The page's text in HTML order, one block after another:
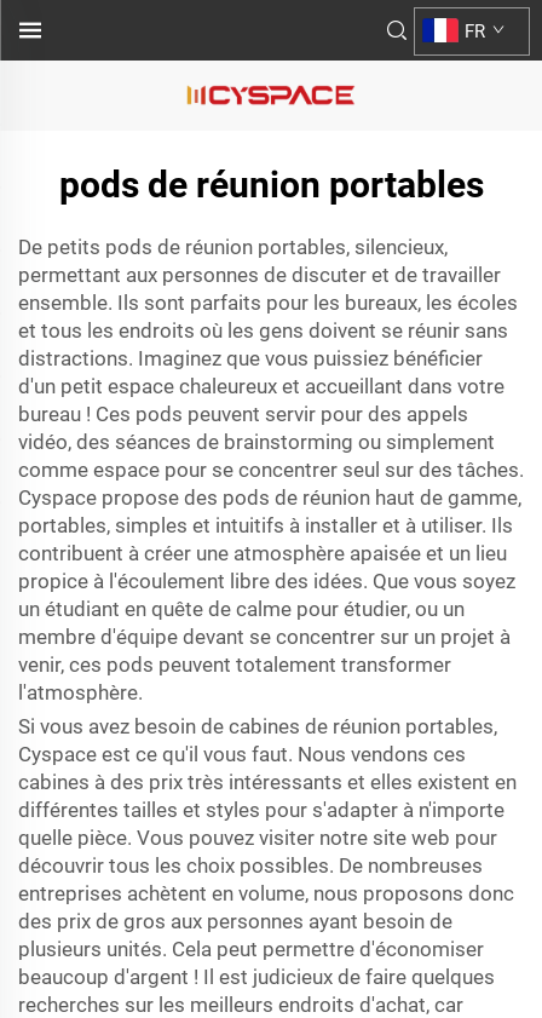
FR
pods de réunion portables
De petits pods de réunion portables, silencieux,
permettant aux personnes de discuter et de travailler
ensemble. Ils sont parfaits pour les bureaux, les écoles
et tous les endroits où les gens doivent se réunir sans
distractions. Imaginez que vous puissiez bénéficier
d'un petit espace chaleureux et accueillant dans votre
bureau ! Ces pods peuvent servir pour des appels
vidéo, des séances de brainstorming ou simplement
comme espace pour se concentrer seul sur des tâches.
Cyspace propose des pods de réunion haut de gamme,
portables, simples et intuitifs à installer et à utiliser. Ils
contribuent à créer une atmosphère apaisée et un lieu
propice à l'écoulement libre des idées. Que vous soyez
un étudiant en quête de calme pour étudier, ou un
membre d'équipe devant se concentrer sur un projet à
venir, ces pods peuvent totalement transformer
l'atmosphère.
Si vous avez besoin de cabines de réunion portables,
Cyspace est ce qu'il vous faut. Nous vendons ces
cabines à des prix très intéressants et elles existent en
différentes tailles et styles pour s'adapter à n'importe
quelle pièce. Vous pouvez visiter notre site web pour
découvrir tous les choix possibles. De nombreuses
entreprises achètent en volume, nous proposons donc
des prix de gros aux personnes ayant besoin de
plusieurs unités. Cela peut permettre d'économiser
beaucoup d'argent ! Il est judicieux de faire quelques
recherches sur les meilleurs endroits d'achat, car